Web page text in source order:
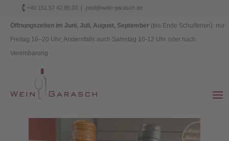
+49 151 57 42 85 03 | pool@wein-garasch.de
Öffnungszeiten im Juni, Juli, August, September (bis Ende Schulferien): nur
Freitag 16–20 Uhr; Andernfalls auch Samstag 10-12 Uhr oder nach
Vereinbarung